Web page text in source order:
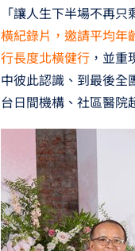
「讓人生下半場不再只
橫紀錄片，邀請平均年
行長度北橫健行，並重
中彼此認識、到最後全
台日間機構、社區醫院